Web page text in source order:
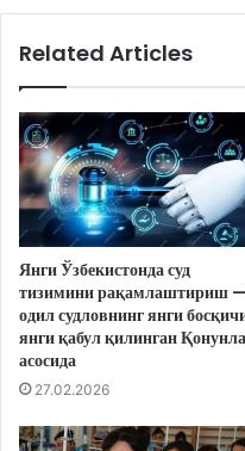
Related Articles
Янги Ўзбекистонда суд
тизимини рақамлаштириш —
одил судловнинг янги
янги қабул қилинган
асосида
27.02.2026